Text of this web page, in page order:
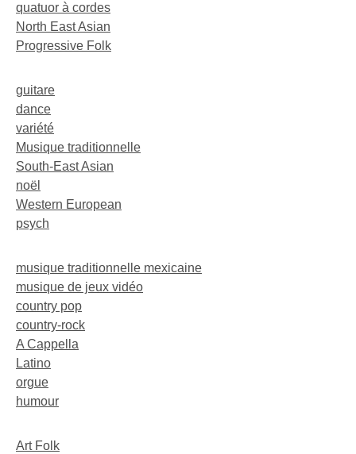
quatuor à cordes
North East Asian
Progressive Folk
guitare
dance
variété
Musique traditionnelle
South-East Asian
noël
Western European
psych
musique traditionnelle mexicaine
musique de jeux vidéo
country pop
country-rock
A Cappella
Latino
orgue
humour
Art Folk